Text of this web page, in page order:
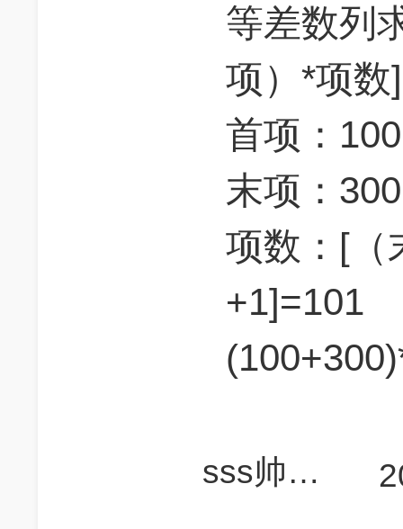
等差数列
项）*项数
首项：100
末项：300
项数：[（
+1]=101
sss帅帅onmic